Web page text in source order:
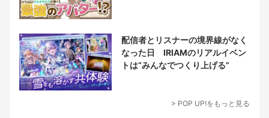
配信者とリスナーの境界線がなく
なった日 IRIAMのリアルイベン
トは“みんなでつくり上げる”
> POP UP!をもっと見る